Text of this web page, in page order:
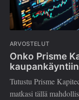
ARVOSTELUT
Onko Prisme
Tutustu Prisme
matkasi tällä